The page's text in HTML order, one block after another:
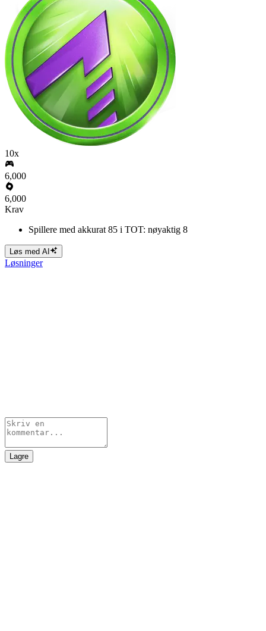
10x
6,000
6,000
Krav
Spillere med akkurat 85 i TOT: nøyaktig 8
Løs med AI
Løsninger
Lagre